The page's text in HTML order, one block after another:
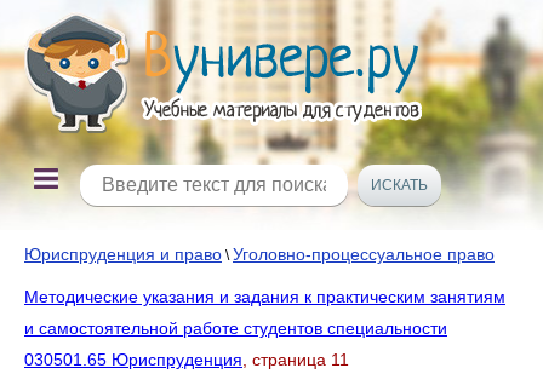
Юриспруденция и право \Уголовно-процессуальное право
Методические указания и задания к практическим занятиям
и самостоятельной работе студентов специальности
030501.65 Юриспруденция , страница 11